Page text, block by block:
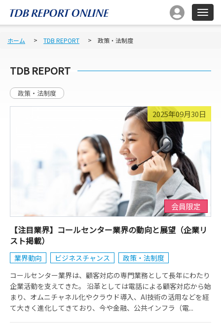
ホーム TDB REPORT 政策・法制度
TDB REPORT
政策・法制度
2025年09月30日
会員限定
【注目業界】コールセンター業界の動向と展望（企業リ
スト掲載）
業界動向 ビジネスチャンス
政策・法制度
コールセンター業界は、顧客対応の専門業務として長年にわたり
企業活動を支えてきた。 沿革としては電話による顧客対応から始
まり、オムニチャネル化やクラウド導入、AI技術の活用などを経
て大きく進化してきており、今や金融、公共インフラ（電...